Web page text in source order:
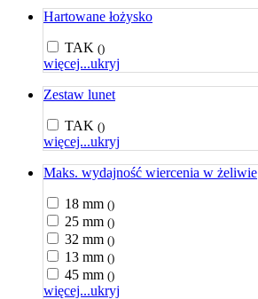
Hartowane łożysko
TAK ()
więcej...ukryj
Zestaw lunet
TAK ()
więcej...ukryj
Maks. wydajność wiercenia w żeliwie
18 mm ()
25 mm ()
32 mm ()
13 mm ()
45 mm ()
więcej...ukryj